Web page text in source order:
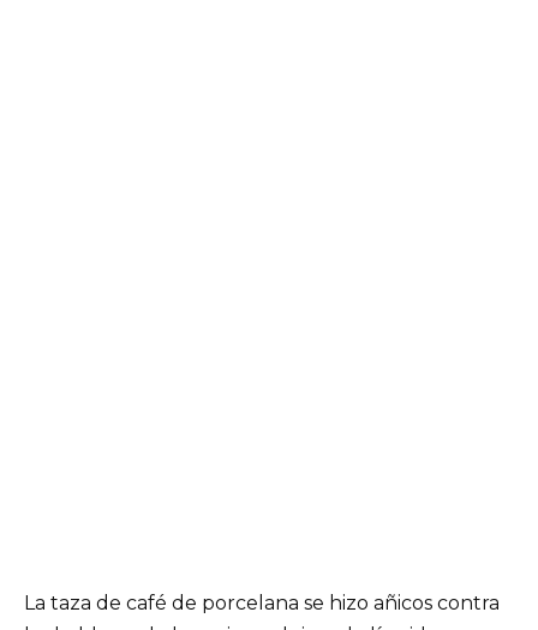
La taza de café de porcelana se hizo añicos contra